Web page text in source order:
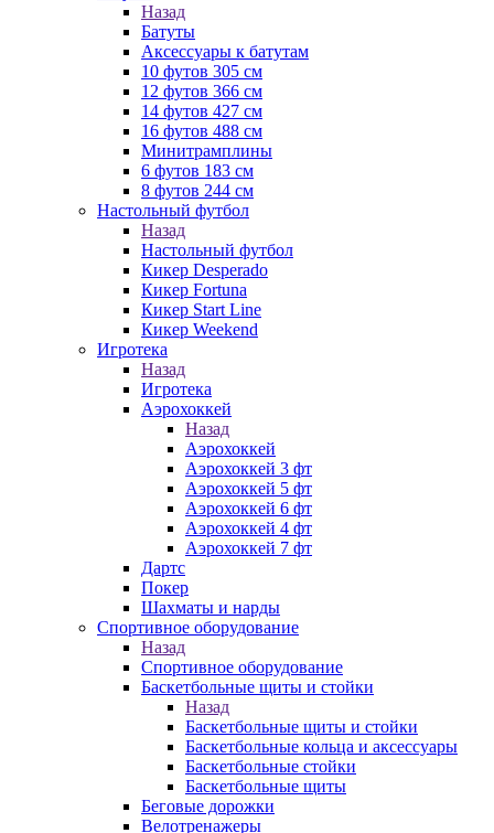
Назад
Батуты
Аксессуары к батутам
10 футов 305 см
12 футов 366 см
14 футов 427 см
16 футов 488 см
Минитрамплины
6 футов 183 см
8 футов 244 см
Настольный футбол
Назад
Настольный футбол
Кикер Desperado
Кикер Fortuna
Кикер Start Line
Кикер Weekend
Игротека
Назад
Игротека
Аэрохоккей
Назад
Аэрохоккей
Аэрохоккей 3 фт
Аэрохоккей 5 фт
Аэрохоккей 6 фт
Аэрохоккей 4 фт
Аэрохоккей 7 фт
Дартс
Покер
Шахматы и нарды
Спортивное оборудование
Назад
Спортивное оборудование
Баскетбольные щиты и стойки
Назад
Баскетбольные щиты и стойки
Баскетбольные кольца и аксессуары
Баскетбольные стойки
Баскетбольные щиты
Беговые дорожки
Велотренажеры